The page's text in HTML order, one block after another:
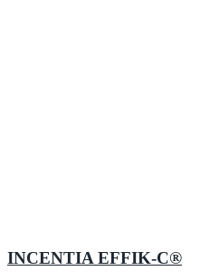
INCENTIA EFFIK-C®